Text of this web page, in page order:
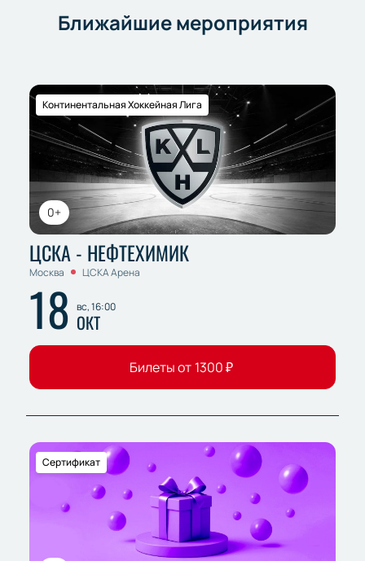
Ближайшие мероприятия
0+
Континентальная Хоккейная Лига
ЦСКА - НЕФТЕХИМИК
Москва ЦСКА Арена
18 вс, 16:00
ОКТ
Билеты от 1300₽
Сертификат